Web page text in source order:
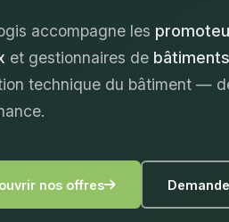
accompagne les
et gestionnaires de
technique du bâtiment —
nos offres